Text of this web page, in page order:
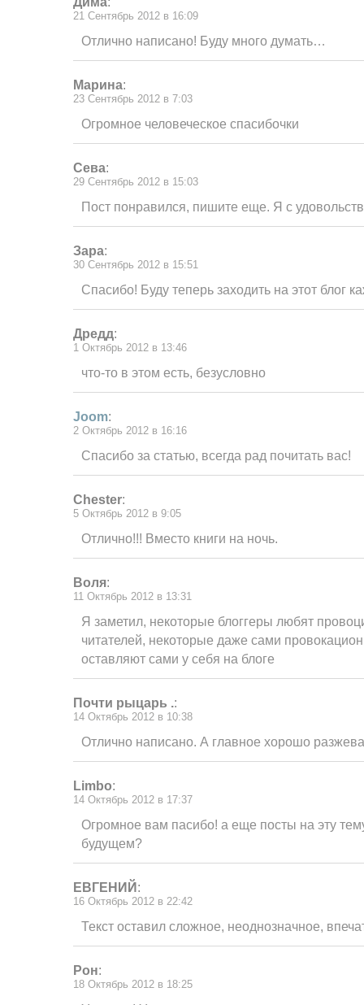
21 Сентябрь 2012 в 16:09
Отлично написано! Буду много думать…
Марина:
23 Сентябрь 2012 в 7:03
Огромное человеческое спасибочки
Сева:
29 Сентябрь 2012 в 15:03
Пост понравился, пишите еще. Я с
Зара:
30 Сентябрь 2012 в 15:51
Спасибо! Буду теперь заходить на этот блог
Дредд:
1 Октябрь 2012 в 13:46
что-то в этом есть, безусловно
Joom:
2 Октябрь 2012 в 16:16
Спасибо за статью, всегда рад почитать вас!
Сhester:
5 Октябрь 2012 в 9:05
Отлично!!! Вместо книги на ночь.
Воля:
11 Октябрь 2012 в 13:31
Я заметил, некоторые блоггеры любят
читателей, некоторые даже сами
оставляют сами у себя на блоге
Почти рыцарь .:
14 Октябрь 2012 в 10:38
Отлично написано. А главное хорошо
Limbo:
14 Октябрь 2012 в 17:37
Огромное вам пасибо! а еще посты на эту
будущем?
ЕВГЕНИЙ:
16 Октябрь 2012 в 22:42
Текст оставил сложное, неоднозначное,
Рон:
18 Октябрь 2012 в 18:25